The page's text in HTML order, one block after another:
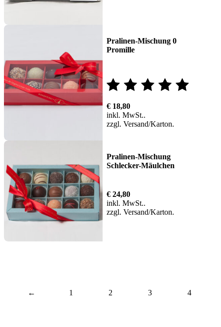
Pralinen-Mischung 0
Promille
Bewertet
mit
5.00
€ 18,80
inkl. MwSt.
zzgl. Versand
Pralinen-Mischung
Schlecker-Mäulchen
€ 24,80
inkl. MwSt.
zzgl. Versand
← 1 2 3 4